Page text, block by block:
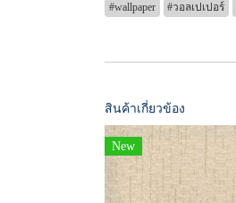
#wallpaper #วอลเปเปอร์
สินค้าเกี่ยวข้อง
New